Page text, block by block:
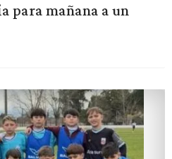
para mañana a un